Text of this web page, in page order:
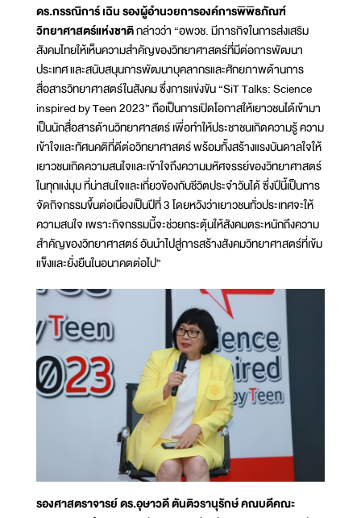
ดร.กรรณิการ์ เฉิน รองผู้อำนวยการองค์การพิพิธภัณฑ์
วิทยาศาสตร์แห่งชาติกล่าวว่า “อพวช. มีภารกิจในการส่งเสริม
สังคมไทยให้เห็นความสำคัญของวิทยาศาสตร์ที่มีต่อการพัฒนา
ประเทศ และสนับสนุนการพัฒนาบุคลากรและศักยภาพด้านการ
สื่อสารวิทยาศาสตร์ในสังคม ซึ่งการแข่งขัน “SiT Talks: Science
inspired by Teen 2023” ถือเป็นการเปิดโอกาสให้เยาวชนได้เข้ามา
เป็นนักสื่อสารด้านวิทยาศาสตร์ เพื่อทำให้ประชาชนเกิดความรู้ ความ
เข้าใจและทัศนคติที่ดีต่อวิทยาศาสตร์ พร้อมทั้งสร้างแรงบันดาลใจให้
เยาวชนเกิดความสนใจและเข้าใจถึงความมหัศจรรย์ของวิทยาศาสตร์
ในทุกแง่มุม ที่น่าสนใจและเกี่ยวข้องกับชีวิตประจำวันได้ ซึ่งปีนี้เป็นการ
จัดกิจกรรมขึ้นต่อเนื่องเป็นปีที่ 3 โดยหวังว่าเยาวชนทั่วประเทศจะให้
ความสนใจ เพราะกิจกรรมนี้จะช่วยกระตุ้นให้สังคมตระหนักถึงความ
สำคัญของวิทยาศาสตร์ อันนำไปสู่การสร้างสังคมวิทยาศาสตร์ที่เข้ม
แข็งและยั่งยืนในอนาคตต่อไป”
รองศาสตราจารย์ ดร.อุษาวดี ตันติวรานุรักษ์ คณบดีคณะ